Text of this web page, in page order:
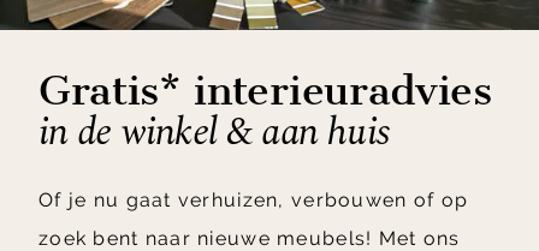
Gratis* interieuradvies
in de winkel & aan huis
Of je nu gaat verhuizen, verbouwen of op
zoek bent naar nieuwe meubels! Met ons